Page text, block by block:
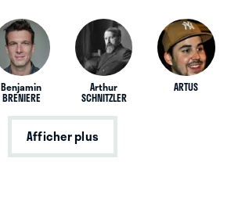
Benjamin
BRENIERE
Arthur
SCHNITZLER
ARTUS
Afficher plus